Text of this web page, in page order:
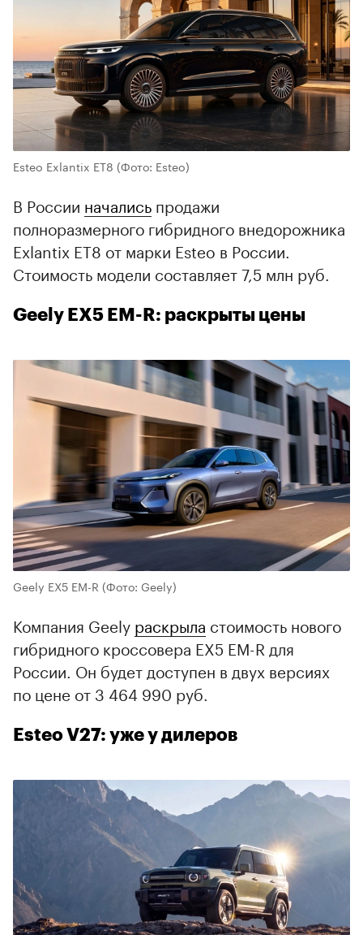
Esteo Exlantix ET8 (Фото: Esteo)
В России начались продажи
полноразмерного гибридного внедорожника
Exlantix ET8 от марки Esteo в России.
Стоимость модели составляет 7,5 млн руб.
Geely EX5 EM-R: раскрыты цены
Geely EX5 EM-R (Фото: Geely)
Компания Geely раскрыла стоимость нового
гибридного кроссовера EX5 EM-R для
России. Он будет доступен в двух версиях
по цене от 3 464 990 руб.
Esteo V27: уже у дилеров